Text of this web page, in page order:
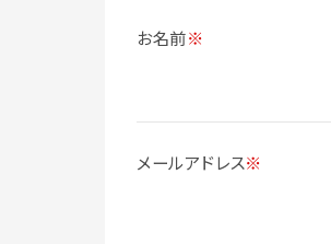
個人情報
個人情報とは、お
ス、生年月日、写真
は識別できない場
お名前※
メールアドレス※